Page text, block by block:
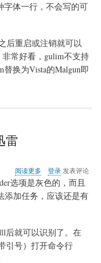
韩
文
决
方
法
字体一行，不会写的可
重启或注销就可以
常好看，gulim不支持
换为Vista的Malgun即
雷
阅读更多
于
FlashGot
插
能
识
别
登录发表评论
选项是灰色的，而且
加任务， 应该还是有
后就可以识别了。在
引号）打开命令行